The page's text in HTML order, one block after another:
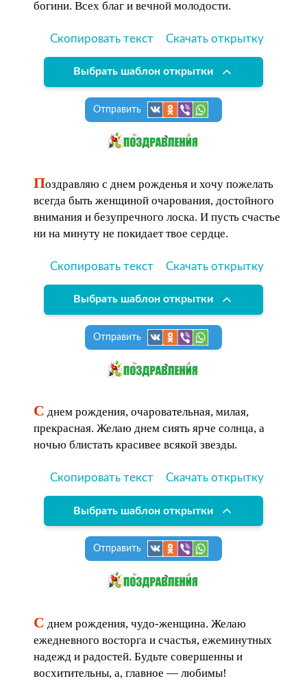
богини. Всех благ и вечной молодости.
Скопировать текст Скачать открытку
Выбрать шаблон открытки
Отправить
Поздравляю с днем рожденья и хочу пожелать
всегда быть женщиной очарования, достойного
внимания и безупречного лоска. И пусть счастье
ни на минуту не покидает твое сердце.
Скопировать текст Скачать открытку
Выбрать шаблон открытки
Отправить
С днем рождения, очаровательная, милая,
прекрасная. Желаю днем сиять ярче солнца, а
ночью блистать красивее всякой звезды.
Скопировать текст Скачать открытку
Выбрать шаблон открытки
Отправить
С днем рождения, чудо-женщина. Желаю
ежедневного восторга и счастья, ежеминутных
надежд и радостей. Будьте совершенны и
восхитительны, а, главное — любимы!